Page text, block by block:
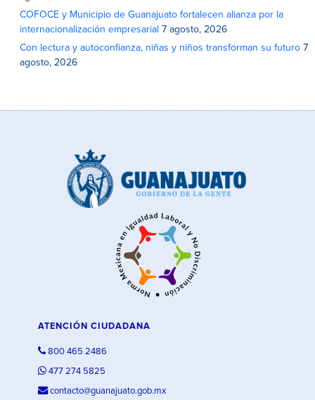
COFOCE y Municipio de Guanajuato fortalecen alianza por la
internacionalización empresarial 7 agosto, 2026
Con lectura y autoconfianza, niñas y niños transforman su futuro 7
agosto, 2026
ATENCIÓN CIUDADANA
800 465 2486
477 274 5825
contacto@guanajuato.gob.mx